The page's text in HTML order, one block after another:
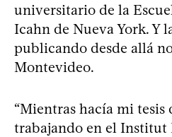
universitario de la
Icahn de Nueva York. Y
publicando desde allá
Montevideo.
“Mientras hacía mi tesis
trabajando en el Institut